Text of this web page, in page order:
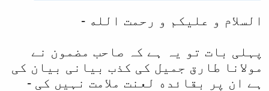
السلام و علیکم و رحمت الله -
پہلی بات تو یہ ہے کہ صاحب مضمون نے
مولانا طارق جمیل کی کذب بیانی بیان کی
ہے ان پر بقائده لعنت ملامت نہیں کی -